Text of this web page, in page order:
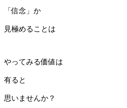
「信念」か
見極めることは
やってみる価値は
有ると
思いませんか？